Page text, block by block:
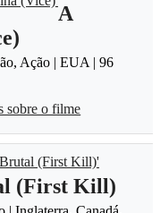
A
Ação | EUA | 96
sobre o filme
(First Kill)